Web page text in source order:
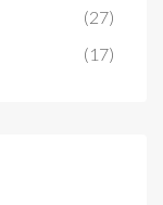
(27)
(17)